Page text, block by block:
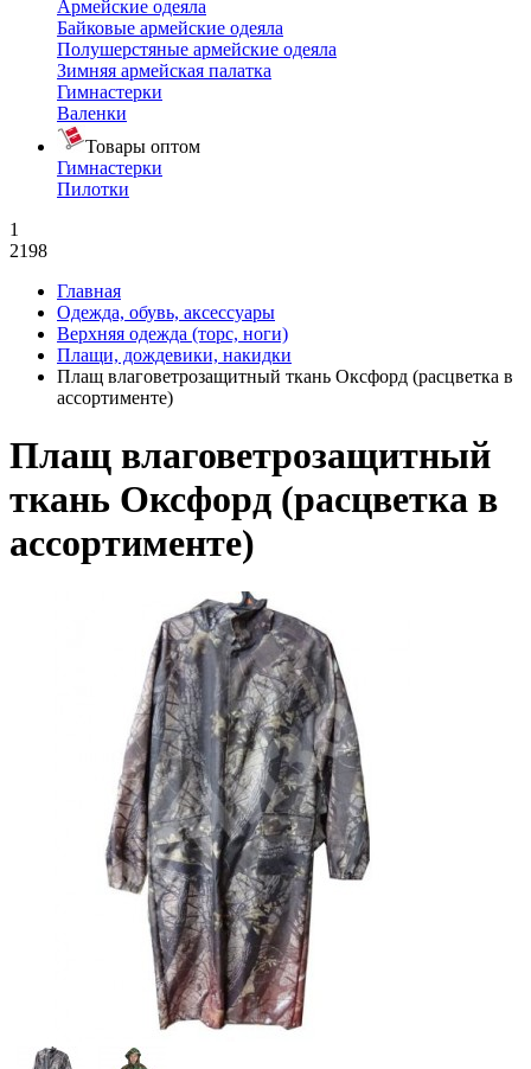
Армейские одеяла
Байковые армейские одеяла
Полушерстяные армейские одеяла
Зимняя армейская палатка
Гимнастерки
Валенки
Товары оптом
Гимнастерки
Пилотки
1
2198
Главная
Одежда, обувь, аксессуары
Верхняя одежда (торс, ноги)
Плащи, дождевики, накидки
Плащ влаговетрозащитный ткань Оксфорд (расцветка в
ассортименте)
Плащ влаговетрозащитный
ткань Оксфорд (расцветка в
ассортименте)